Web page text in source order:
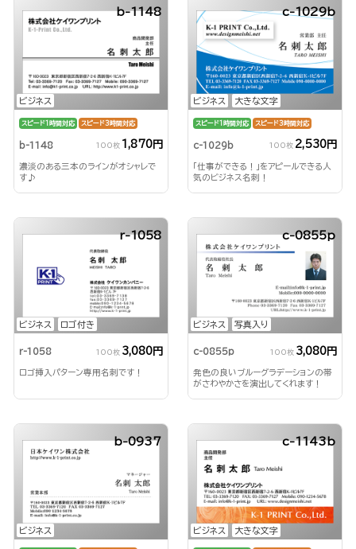
ビジネス
b-1148
スピード1時間対応 スピード3時間対応
b-1148 100枚 1,870円
濃淡のある三本のラインがオシャレで
す♪
ビジネス 大きな文字
c-1029b
スピード1時間対応 スピード3時間対応
c-1029b 100枚 2,530円
「仕事ができる！」をアピールできる人
気のビジネス名刺！
ビジネス ロゴ付き
r-1058
r-1058 100枚 3,080円
ロゴ挿入パターン専用名刺です！
ビジネス 写真入り
c-0855p
c-0855p 100枚 3,080円
発色の良いブルーグラデーションの帯
がさわやかさを演出してくれます！
ビジネス
b-0937
ビジネス 大きな文字
c-1143b